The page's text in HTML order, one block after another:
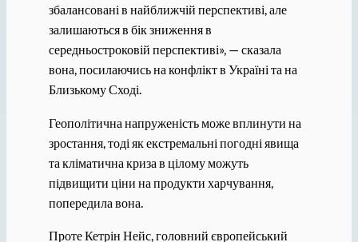
збалансовані в найближчій перспективі, але
залишаються в бік зниження в
середньостроковій перспективі», — сказала
вона, посилаючись на конфлікт в Україні та на
Близькому Сході.
Геополітична напруженість може вплинути на
зростання, тоді як екстремальні погодні явища
та кліматична криза в цілому можуть
підвищити ціни на продукти харчування,
попередила вона.
Проте Кетрін Нейс, головний європейський